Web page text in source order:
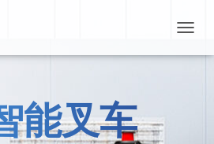
换
能叉车